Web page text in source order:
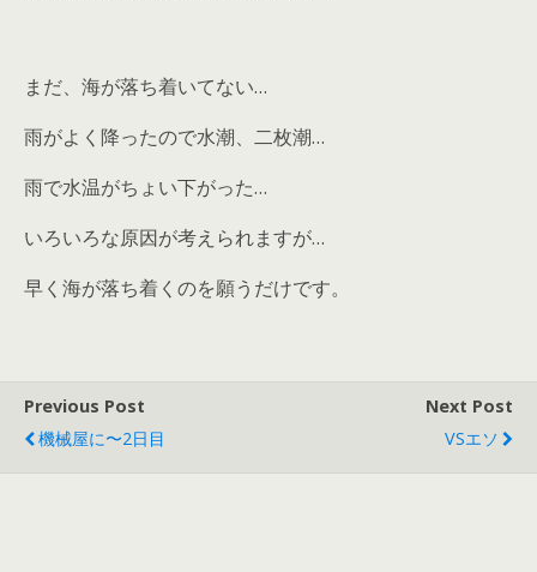
まだ、海が落ち着いてない…
雨がよく降ったので水潮、二枚潮…
雨で水温がちょい下がった…
いろいろな原因が考えられますが…
早く海が落ち着くのを願うだけです。
Previous Post
機械屋に〜2日目
Next Post
VSエソ